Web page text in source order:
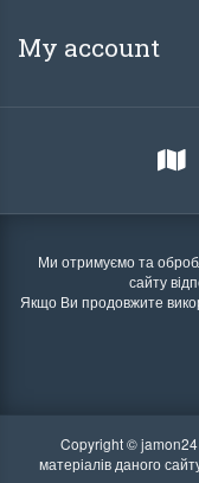
My account
Ми отримуємо та
сайту
Якщо Ви продовжите
Copyright © jamon24
матеріалів даного